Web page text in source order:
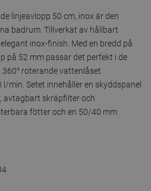
linjeavlopp 50 cm, inox är den
badrum. Tillverkat av hållbart
inox-finish. Med en bredd på
på 52 mm passar det perfekt i de
roterande vattenlåset
min. Setet innehåller en skyddspanel
avtagbart skräpfilter och
fötter och en 50/40 mm